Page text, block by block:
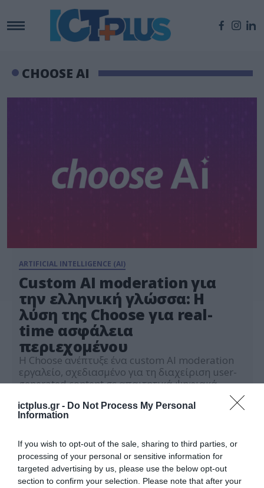
ictplus.gr - Do Not Process My Personal
Information
If you wish to opt-out of the sale, sharing to third parties, or
processing of your personal or sensitive information for
targeted advertising by us, please use the below opt-out
section to confirm your selection. Please note that after your
CHOOSE AI
ARTIFICIAL INTELLIGENCE (AI)
Custom AI moderation για
την ελληνική γλώσσα: Η
λύση της Choose για real-
time ασφάλεια
περιεχομένου
Η Choose ανέπτυξε ένα custom AI moderation
εργαλείο, σχεδιασμένο για τη διαχείριση user-
generated content σε απαιτητικά ψηφιακά
ελληνική γλωσσική πραγματικότητα. Στο
πλαίσιο υλοποίησης καμπάνιας storytelling για
έναν κρίσιμο αλλά συχνά υποτιμημένο
παράγοντα που επηρεάζει τελικά συνολικά την
επικοινωνία και την εμπειρία του […]